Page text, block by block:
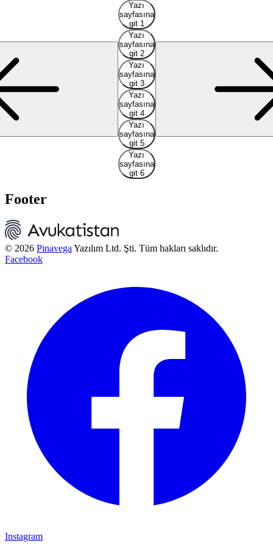
Yazı
sayfasına
git 1
Yazı
sayfasına
git 2
Yazı
sayfasına
git 3
Yazı
sayfasına
git 4
Yazı
sayfasına
git 5
Yazı
sayfasına
git 6
Footer
© 2026 Pinavega Yazılım Ltd. Şti. Tüm hakları saklıdır.
Facebook
Instagram